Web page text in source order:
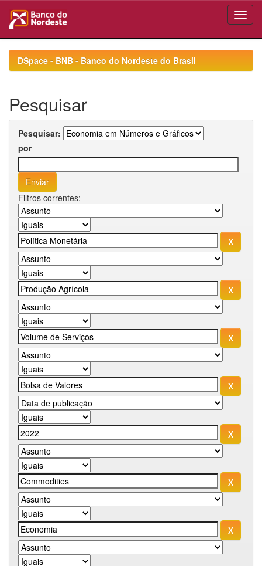
navigationDSpace - BNB - Banco do Nordeste do Brasil
Pesquisar
Pesquisar:
por
Filtros correntes: